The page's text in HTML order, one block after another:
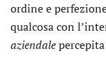
ordine e
qualcosa con
aziendale